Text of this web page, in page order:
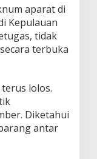
aparat di
Kepulauan
tidak
terbuka
lolos.
Diketahui
antar